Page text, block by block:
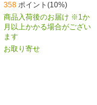
358 ポイント(10%)
商品入荷後のお届け ※1か
月以上かかる場合がござい
ます
お取り寄せ